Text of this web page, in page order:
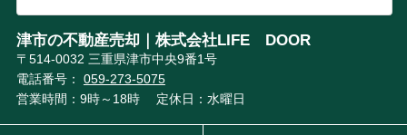
津市の不動産売却｜株式会社LIFE DOOR
〒514-0032 三重県津市中央9番1号
電話番号： 059-273-5075
営業時間：9時～18時
定休日：水曜日